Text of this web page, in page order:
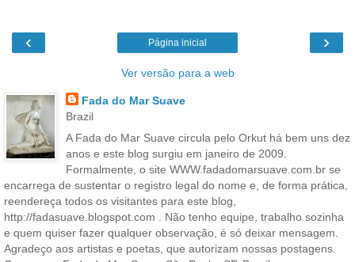
‹ ›
Página inicial
Ver versão para a web
Fada do Mar Suave
Brazil
A Fada do Mar Suave circula pelo Orkut há bem uns dez
anos e este blog surgiu em janeiro de 2009.
Formalmente, o site WWW.fadadomarsuave.com.br se
encarrega de sustentar o registro legal do nome e, de forma prática,
reendereça todos os visitantes para este blog,
http://fadasuave.blogspot.com . Não tenho equipe, trabalho sozinha
e quem quiser fazer qualquer observação, é só deixar mensagem.
Agradeço aos artistas e poetas, que autorizam nossas postagens.